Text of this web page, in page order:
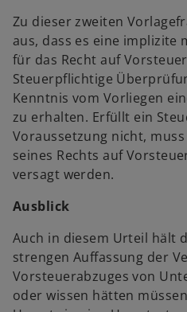
Zu dieser zweiten
aus, dass es eine implizite
für das Recht auf
Steuerpflichtige
Kenntnis vom Vorliegen
zu erhalten. Erfüllt ein
Voraussetzung nicht,
seines Rechts auf
versagt werden.
Ausblick
Auch in diesem Urteil hält
strengen Auffassung der
Vorsteuerabzuges von
oder wissen hätten